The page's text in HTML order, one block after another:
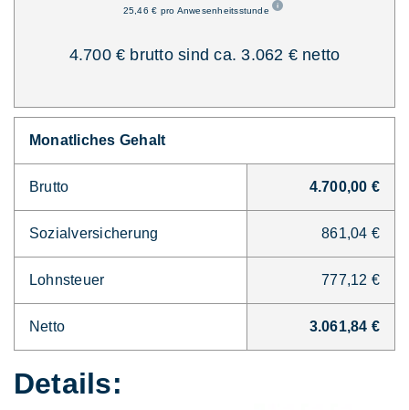
25,46 € pro Anwesenheitsstunde
4.700 € brutto sind ca. 3.062 € netto
Monatliches Gehalt
Brutto 4.700,00 €
Sozialversicherung 861,04 €
Lohnsteuer 777,12 €
Netto 3.061,84 €
Details: